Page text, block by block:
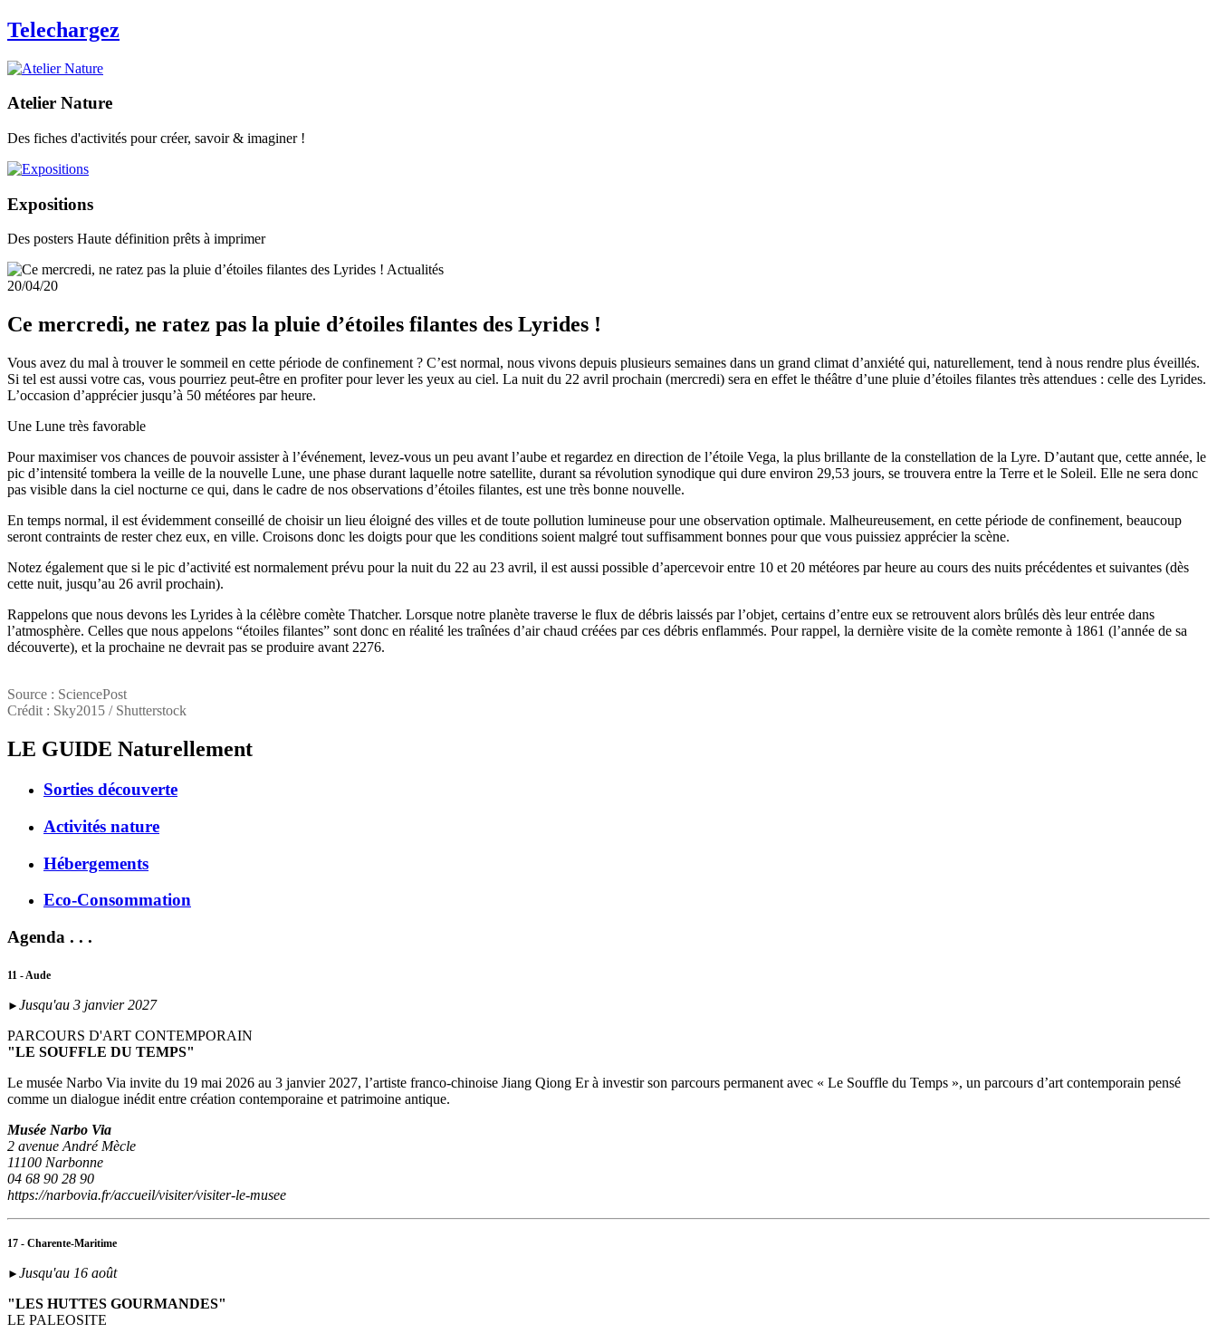
Telechargez
Atelier Nature
Des fiches d'activités pour créer, savoir & imaginer !
Expositions
Des posters Haute définition prêts à imprimer
Actualités
20/04/20
Ce mercredi, ne ratez pas la pluie d’étoiles filantes des Lyrides !
Vous avez du mal à trouver le sommeil en cette période de confinement ? C’est normal, nous vivons depuis plusieurs semaines dans un grand climat d’anxiété qui, naturellement, tend à nous rendre plus éveillés.
Si tel est aussi votre cas, vous pourriez peut-être en profiter pour lever les yeux au ciel. La nuit du 22 avril prochain (mercredi) sera en effet le théâtre d’une pluie d’étoiles filantes très attendues : celle des Lyrides.
L’occasion d’apprécier jusqu’à 50 météores par heure.
Une Lune très favorable
Pour maximiser vos chances de pouvoir assister à l’événement, levez-vous un peu avant l’aube et regardez en direction de l’étoile Vega, la plus brillante de la constellation de la Lyre. D’autant que, cette année, le
pic d’intensité tombera la veille de la nouvelle Lune, une phase durant laquelle notre satellite, durant sa révolution synodique qui dure environ 29,53 jours, se trouvera entre la Terre et le Soleil. Elle ne sera donc
pas visible dans la ciel nocturne ce qui, dans le cadre de nos observations d’étoiles filantes, est une très bonne nouvelle.
En temps normal, il est évidemment conseillé de choisir un lieu éloigné des villes et de toute pollution lumineuse pour une observation optimale. Malheureusement, en cette période de confinement, beaucoup
seront contraints de rester chez eux, en ville. Croisons donc les doigts pour que les conditions soient malgré tout suffisamment bonnes pour que vous puissiez apprécier la scène.
Notez également que si le pic d’activité est normalement prévu pour la nuit du 22 au 23 avril, il est aussi possible d’apercevoir entre 10 et 20 météores par heure au cours des nuits précédentes et suivantes (dès
cette nuit, jusqu’au 26 avril prochain).
Rappelons que nous devons les Lyrides à la célèbre comète Thatcher. Lorsque notre planète traverse le flux de débris laissés par l’objet, certains d’entre eux se retrouvent alors brûlés dès leur entrée dans
l’atmosphère. Celles que nous appelons “étoiles filantes” sont donc en réalité les traînées d’air chaud créées par ces débris enflammés. Pour rappel, la dernière visite de la comète remonte à 1861 (l’année de sa
découverte), et la prochaine ne devrait pas se produire avant 2276.
Source : SciencePost
Crédit : Sky2015 / Shutterstock
LE GUIDE Naturellement
Sorties découverte
Activités nature
Hébergements
Eco-Consommation
Agenda . . .
11 - Aude
► Jusqu'au 3 janvier 2027
PARCOURS D'ART CONTEMPORAIN
"LE SOUFFLE DU TEMPS"
Le musée Narbo Via invite du 19 mai 2026 au 3 janvier 2027, l’artiste franco-chinoise Jiang Qiong Er à investir son parcours permanent avec « Le Souffle du Temps », un parcours d’art contemporain pensé
comme un dialogue inédit entre création contemporaine et patrimoine antique.
Musée Narbo Via
2 avenue André Mècle
11100 Narbonne
04 68 90 28 90
https://narbovia.fr/accueil/visiter/visiter-le-musee
17 - Charente-Maritime
► Jusqu'au 16 août
"LES HUTTES GOURMANDES"
LE PALEOSITE